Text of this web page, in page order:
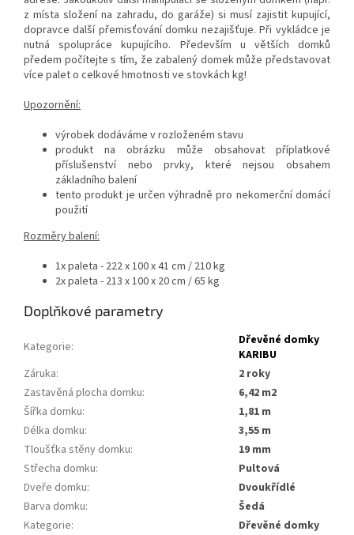
z místa složení na zahradu, do garáže) si musí zajistit kupující,
dopravce další přemisťování domku nezajišťuje. Při vykládce je
nutná spolupráce kupujícího. Především u větších domků
předem počítejte s tím, že zabalený domek může představovat
více palet o celkové hmotnosti ve stovkách kg!
Upozornění:
výrobek dodáváme v rozloženém stavu
produkt na obrázku může obsahovat příplatkové
příslušenství nebo prvky, které nejsou obsahem
základního balení
tento produkt je určen výhradně pro nekomerční domácí
použití
Rozměry balení:
1x paleta - 222 x 100 x 41 cm / 210 kg
2x paleta - 213 x 100 x 20 cm / 65 kg
Doplňkové parametry
Kategorie:
Dřevěné domky
KARIBU
Záruka:
2 roky
Zastavěná plocha domku:
6,42 m2
Šířka domku:
1,81 m
Délka domku:
3,55 m
Tloušťka stěny domku:
19 mm
Střecha domku:
Pultová
Dveře domku:
Dvoukřídlé
Barva domku:
Šedá
Kategorie:
dřevěné domky